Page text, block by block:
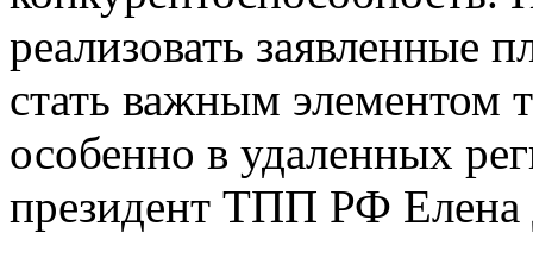
реализовать заявленные
стать важным элементом
особенно в удаленных
президент ТПП РФ